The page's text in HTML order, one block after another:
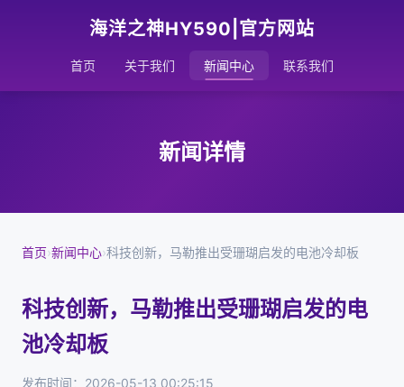
海洋之神HY590|官方网站
首页 关于我们 新闻中心 联系我们
新闻详情
首页›新闻中心›科技创新，马勒推出受珊瑚启发的电池冷却板
科技创新，马勒推出受珊瑚启发的电
池冷却板
发布时间：2026-05-13 00:25:15